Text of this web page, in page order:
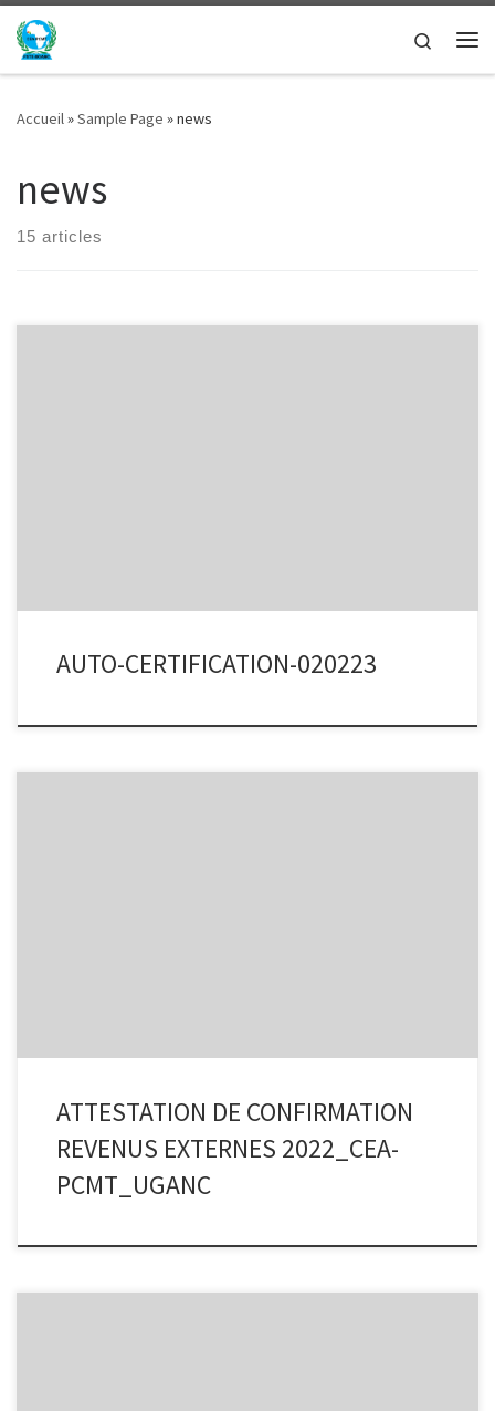
Passer au contenu
Search
Accueil»Sample Page »news
news
15 articles
AUTO-CERTIFICATION-020223
ATTESTATION DE CONFIRMATION
REVENUS EXTERNES 2022_CEA-
PCMT_UGANC